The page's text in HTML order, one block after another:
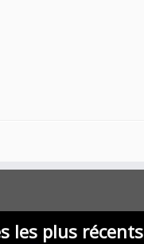
les plus récents